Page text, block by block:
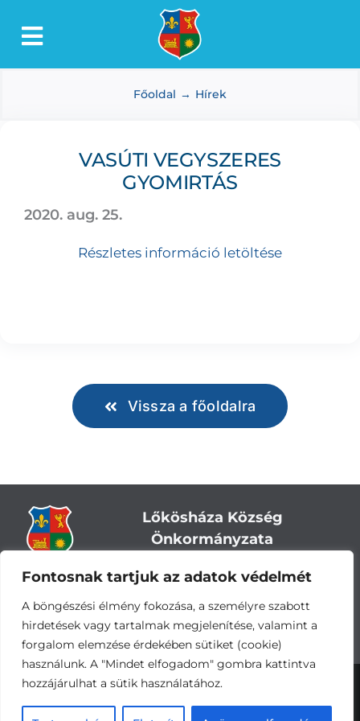
Fontosnak tartjuk az adatok védelmét
A böngészési élmény fokozása, a személyre szabott
hirdetések vagy tartalmak megjelenítése, valamint a
forgalom elemzése érdekében sütiket (cookie)
használunk. A "Mindet elfogadom" gombra kattintva
hozzájárulhat a sütik használatához.
Toggle
Lőkösháza
Dokumentumtár
Főoldal Hírek
VASÚTI VEGYSZERES
GYOMIRTÁS
2020. aug. 25.
Részletes információ letöltése
Vissza a főoldalra
Lőkösháza Község
Önkormányzata
Cím:5743 Lőkösháza, Eleki út 28.
Központi telefonszám:+36 66 244-244
E-mail: titkarsag@lokoshaza.hu
Hivatali Kapu: JZO28
Adatvédelemi nyilatkozat•